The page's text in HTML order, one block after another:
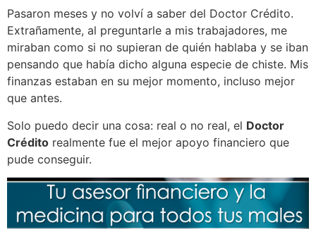
Pasaron meses y no volví a saber del Doctor Crédito.
Extrañamente, al preguntarle a mis trabajadores, me
miraban como si no supieran de quién hablaba y se iban
pensando que había dicho alguna especie de chiste. Mis
finanzas estaban en su mejor momento, incluso mejor
que antes.
Solo puedo decir una cosa: real o no real, el Doctor
Crédito realmente fue el mejor apoyo financiero que
pude conseguir.